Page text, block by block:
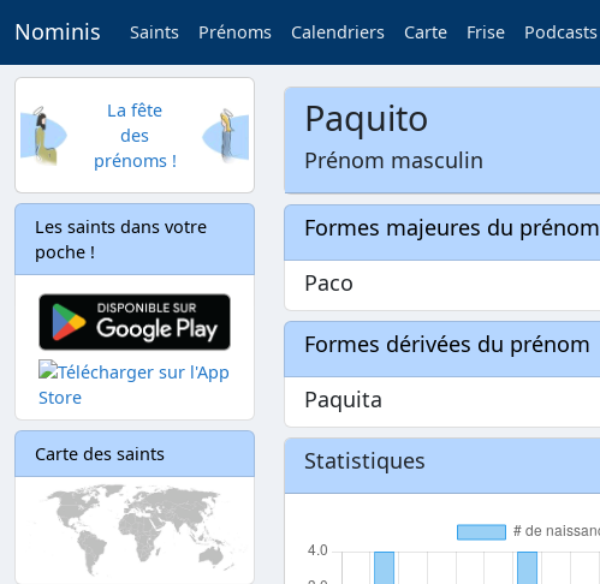
Nominis Saints Prénoms Calendriers Carte Frise Podcasts
La fête
des
prénoms !
Les saints dans votre
poche !
Carte des saints
Paquito
Prénom masculin
Formes majeures du prénom
Paco
Formes dérivées du prénom
Paquita
Statistiques